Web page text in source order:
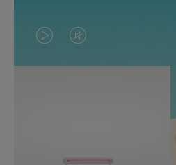
DAS
VIDEO
VIDEO
IST